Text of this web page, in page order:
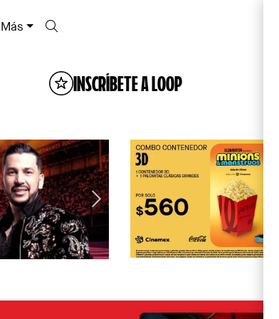
Más
INSCRÍBETE A LOOP